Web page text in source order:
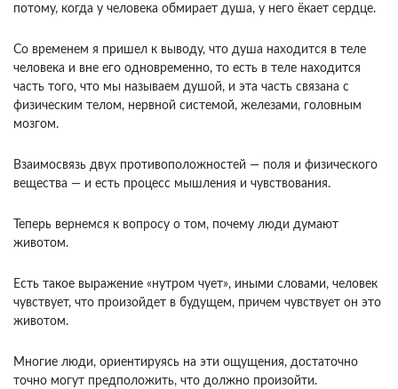
потому, когда у человека обмирает душа, у него ёкает сердце.
Со временем я пришел к выводу, что душа находится в теле
человека и вне его одновременно, то есть в теле находится
часть того, что мы называем душой, и эта часть связана с
физическим телом, нервной системой, железами, головным
мозгом.
Взаимосвязь двух противоположностей — поля и физического
вещества — и есть процесс мышления и чувствования.
Теперь вернемся к вопросу о том, почему люди думают
животом.
Есть такое выражение «нутром чует», иными словами, человек
чувствует, что произойдет в будущем, причем чувствует он это
животом.
Многие люди, ориентируясь на эти ощущения, достаточно
точно могут предположить, что должно произойти.